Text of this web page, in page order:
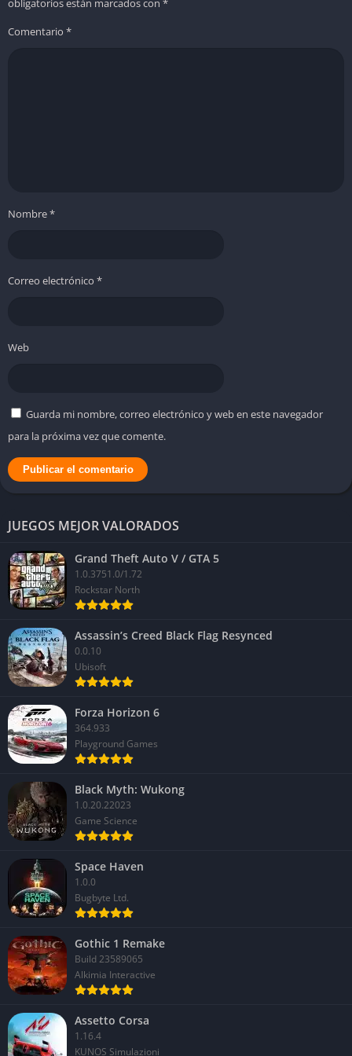
obligatorios están marcados con *
Comentario *
Nombre*
Correo electrónico *
Web
Guarda mi nombre, correo electrónico y web en este navegador
para la próxima vez que comente.
JUEGOS MEJOR VALORADOS
Grand Theft Auto V / GTA 5
1.0.3751.0/1.72
Rockstar North
Assassin’s Creed Black Flag Resynced
0.0.10
Ubisoft
Forza Horizon 6
364.933
Playground Games
Black Myth: Wukong
1.0.20.22023
Game Science
Space Haven
1.0.0
Bugbyte Ltd.
Gothic 1 Remake
Build 23589065
Alkimia Interactive
Assetto Corsa
1.16.4
KUNOS Simulazioni